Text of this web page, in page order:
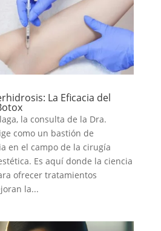
La Eficacia del
la consulta de la Dra.
como un bastión de
en el campo de la cirugía
Es aquí donde la ciencia
ofrecer tratamientos
la...